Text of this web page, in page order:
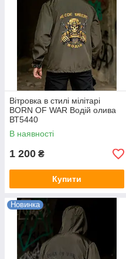
Вітровка в стилі мілітарі
BORN OF WAR Водій олива
ВТ5440
В наявності
1 200 ₴
Купити
Новинка